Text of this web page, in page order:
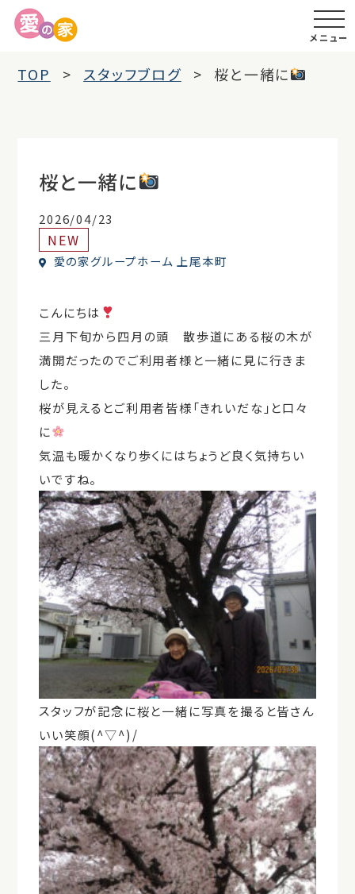
メニュー
TOP スタッフブログ 桜と一緒に
桜と一緒に
2026/04/23
NEW
愛の家グループホーム 上尾本町
こんにちは
三月下旬から四月の頭 散歩道にある桜の木が
満開だったのでご利用者様と一緒に見に行きま
した。
桜が見えるとご利用者皆様「きれいだな」と口々
に
気温も暖かくなり歩くにはちょうど良く気持ちい
いですね。
スタッフが記念に桜と一緒に写真を撮ると皆さん
いい笑顔(^▽^)/